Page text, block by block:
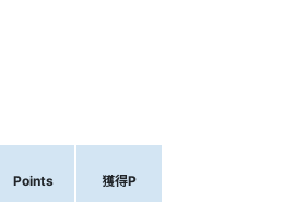
Points 獲得P